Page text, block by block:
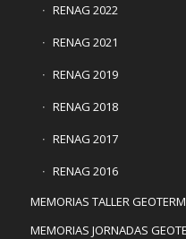
RENAG 2022
RENAG 2021
RENAG 2019
RENAG 2018
RENAG 2017
RENAG 2016
MEMORIAS TALLER
MEMORIAS JORNADAS